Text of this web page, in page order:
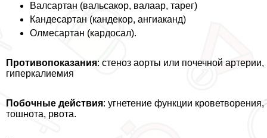
Валсартан (вальсакор, валаар, тарег)
Кандесартан (кандекор, ангиаканд)
Олмесартан (кардосал).
Противопоказания: стеноз аорты или почечной артерии,
гиперкалиемия
Побочные действия: угнетение функции кроветворения,
тошнота, рвота.